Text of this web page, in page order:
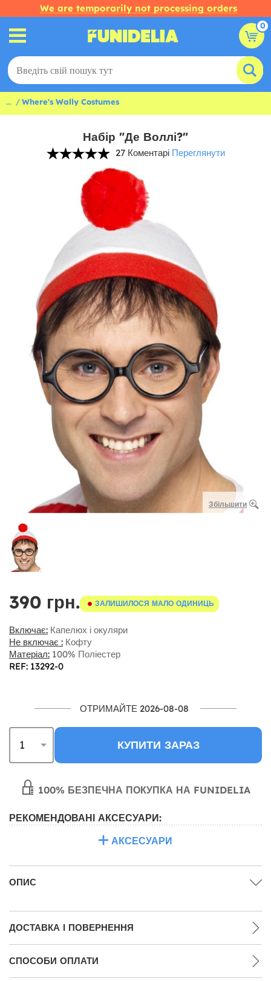
We are temporarily not processing orders
0
... Where's Wally Costumes
Набір "Де Воллі?"
27 Коментарі Переглянути
Збільшити
390 грн. ЗАЛИШИЛОСЯ МАЛО ОДИНИЦЬ
Включає: Капелюх і окуляри
Не включає : Кофту
Матеріал: 100% Поліестер
REF: 13292-0
ОТРИМАЙТЕ 2026-08-08
КУПИТИ ЗАРАЗ
100% БЕЗПЕЧНА ПОКУПКА НА FUNIDELIA
РЕКОМЕНДОВАНІ АКСЕСУАРИ:
АКСЕСУАРИ
ОПИС
ДОСТАВКА І ПОВЕРНЕННЯ
СПОСОБИ ОПЛАТИ